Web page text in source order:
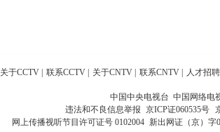
关于CCTV 联系CCTV 关于CNTV 联系CNTV 人才招聘
中国中央电视台 中国网络电
违法和不良信息举报 京ICP证060535号
网上传播视听节目许可证号 0102004 新出网证（京）